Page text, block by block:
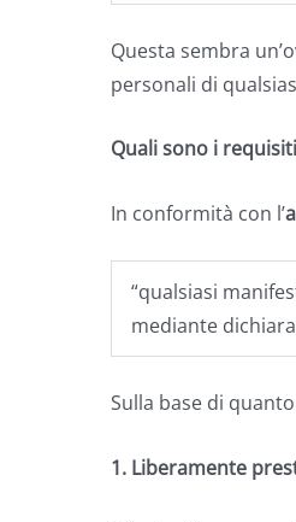
Questa sembra
personali di
Quali sono i
In conformità con l’
“qualsiasi
mediante
Sulla base di
1. Liberamente